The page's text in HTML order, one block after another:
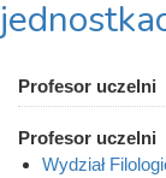
Profesor uczelni
Profesor uczelni
Wydział